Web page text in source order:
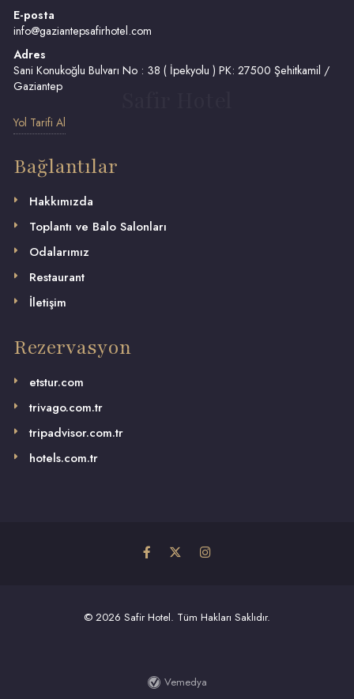
E-posta
info@gaziantepsafirhotel.com
Adres
Sani Konukoğlu Bulvarı No : 38 ( İpekyolu ) PK: 27500 Şehitkamil /
Gaziantep
Yol Tarifi Al
Bağlantılar
Hakkımızda
Toplantı ve Balo Salonları
Odalarımız
Restaurant
İletişim
Rezervasyon
etstur.com
trivago.com.tr
tripadvisor.com.tr
hotels.com.tr
© 2026 Safir Hotel. Tüm Hakları Saklıdır.
Vemedya